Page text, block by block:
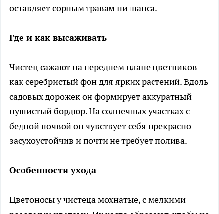
оставляет сорным травам ни шанса.
Где и как высаживать
Чистец сажают на переднем плане цветников
как серебристый фон для ярких растений. Вдоль
садовых дорожек он формирует аккуратный
пушистый бордюр. На солнечных участках с
бедной почвой он чувствует себя прекрасно —
засухоустойчив и почти не требует полива.
Особенности ухода
Цветоносы у чистеца мохнатые, с мелкими